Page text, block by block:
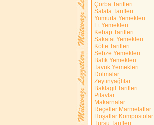
Çorba Tarifleri
Salata Tarifleri
Yumurta Yemekleri
Et Yemekleri
Kebap Tarifleri
Sakatat Yemekleri
Köfte Tarifleri
Sebze Yemekleri
Balık Yemekleri
Tavuk Yemekleri
Dolmalar
Zeytinyağlılar
Baklagil Tarifleri
Pilavlar
Makarnalar
Reçeller Marmelatlar
Hoşaflar Kompostolar